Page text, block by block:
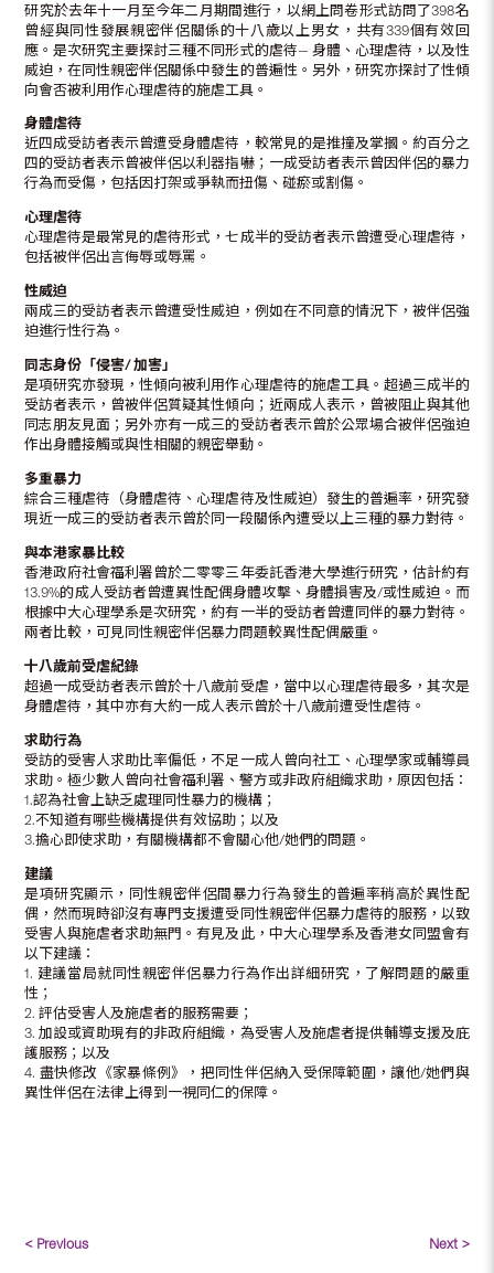
研究於去年十一月至今年二月期間進行，以網上問卷形式訪問了398名
曾經與同性發展親密伴侶關係的十八歲以上男女，共有339個有效回
應。是次研究主要探討三種不同形式的虐待— 身體、心理虐待，以及性
威迫，在同性親密伴侶關係中發生的普遍性。另外，研究亦探討了性傾
向會否被利用作心理虐待的施虐工具。
身體虐待
近四成受訪者表示曾遭受身體虐待，較常見的是推撞及掌摑。約百分之
四的受訪者表示曾被伴侶以利器指嚇；一成受訪者表示曾因伴侶的暴力
行為而受傷，包括因打架或爭執而扭傷、碰瘀或割傷。
心理虐待
心理虐待是最常見的虐待形式，七成半的受訪者表示曾遭受心理虐待，
包括被伴侶出言侮辱或辱罵。
性威迫
兩成三的受訪者表示曾遭受性威迫，例如在不同意的情況下，被伴侶強
迫進行性行為。
同志身份「侵害/加害」
是項研究亦發現，性傾向被利用作心理虐待的施虐工具。超過三成半的
受訪者表示，曾被伴侶質疑其性傾向；近兩成人表示，曾被阻止與其他
同志朋友見面；另外亦有一成三的受訪者表示曾於公眾場合被伴侶強迫
作出身體接觸或與性相關的親密舉動。
多重暴力
綜合三種虐待（身體虐待、心理虐待及性威迫）發生的普遍率，研究發
現近一成三的受訪者表示曾於同一段關係內遭受以上三種的暴力對待。
與本港家暴比較
香港政府社會福利署曾於二零零三年委託香港大學進行研究，估計約有
13.9%的成人受訪者曾遭異性配偶身體攻擊、身體損害及/或性威迫。而
根據中大心理學系是次研究，約有一半的受訪者曾遭同伴的暴力對待。
兩者比較，可見同性親密伴侶暴力問題較異性配偶嚴重。
十八歲前受虐紀錄
超過一成受訪者表示曾於十八歲前受虐，當中以心理虐待最多，其次是
身體虐待，其中亦有大約一成人表示曾於十八歲前遭受性虐待。
求助行為
受訪的受害人求助比率偏低，不足一成人曾向社工、心理學家或輔導員
求助。極少數人曾向社會福利署、警方或非政府組織求助，原因包括：
1.認為社會上缺乏處理同性暴力的機構；
2.不知道有哪些機構提供有效協助；以及
3.擔心即使求助，有關機構都不會關心他/她們的問題。
建議
是項研究顯示，同性親密伴侶間暴力行為發生的普遍率稍高於異性配
偶，然而現時卻沒有專門支援遭受同性親密伴侶暴力虐待的服務，以致
受害人與施虐者求助無門。有見及此，中大心理學系及香港女同盟會有
以下建議：
1. 建議當局就同性親密伴侶暴力行為作出詳細研究，了解問題的嚴重
性；
2. 評估受害人及施虐者的服務需要；
3. 加設或資助現有的非政府組織，為受害人及施虐者提供輔導支援及庇
護服務；以及
4. 盡快修改《家暴條例》，把同性伴侶納入受保障範圍，讓他/她們與
異性伴侶在法律上得到一視同仁的保障。
< Previous Next >